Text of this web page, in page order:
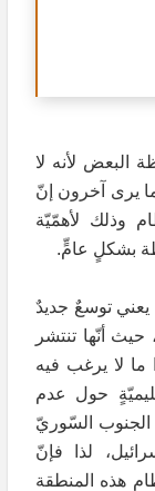
البعض لأنه لا
يرى آخرون إنّ
وذلك لأهمّيّة
بشكلٍ عامٍّ.
توسعٌ جديدٌ
حيث أنّها تنتشر
لا يرغب فيه
حول عدم
الجنوب السّوريّ
لذا فإنّ
هذه المنطقة